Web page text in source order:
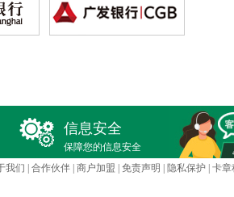
信息安全
保障您的信息安全
我们
合作伙伴 商户加盟 免责声明 隐私保护 卡章